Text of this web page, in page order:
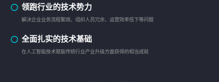
领跑行业的技术势力
解决企业业务流程繁琐、组织人员冗余、运营效率低下等问题
全面扎实的技术基础
在人工智能技术赋能传统行业产业升级方面获得的相当成就